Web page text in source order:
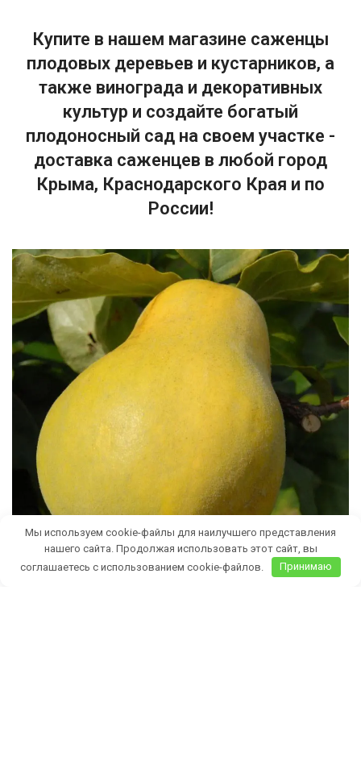
Купите в нашем магазине саженцы
плодовых деревьев и кустарников, а
также винограда и декоративных
культур и создайте богатый
плодоносный сад на своем участке -
доставка саженцев в любой город
Крыма, Краснодарского Края и по
России!
Мы используем cookie-файлы для наилучшего представления
нашего сайта. Продолжая использовать этот сайт, вы
соглашаетесь с использованием cookie-файлов.
Принимаю